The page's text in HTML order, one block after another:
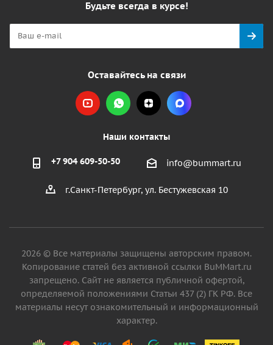
Будьте всегда в курсе!
Оставайтесь на связи
Наши контакты
+7 904 609-50-50 info@bummart.ru
г.Санкт-Петербург, ул. Бестужевская 10
2026 © Все материалы защищены авторским правом.
Копирование статей без активной ссылки BuMMart.ru
запрещено. Сайт не является публичной офертой,
определяемой положениями Статьи 437 (2) ГК РФ. Все
материалы несут ознакомительный и информационный
характер.